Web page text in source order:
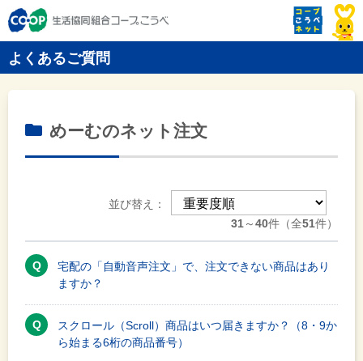
よくあるご質問
めーむのネット注文
並び替え：
31～40件（全51件）
宅配の「自動音声注文」で、注文できない商品はあり
ますか？
スクロール（Scroll）商品はいつ届きますか？（8・9か
ら始まる6桁の商品番号）